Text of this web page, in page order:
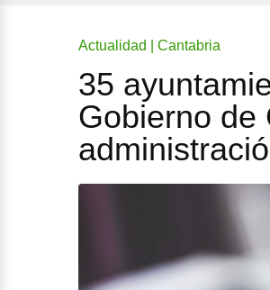
Actualidad | Cantabria
35
Gobierno de